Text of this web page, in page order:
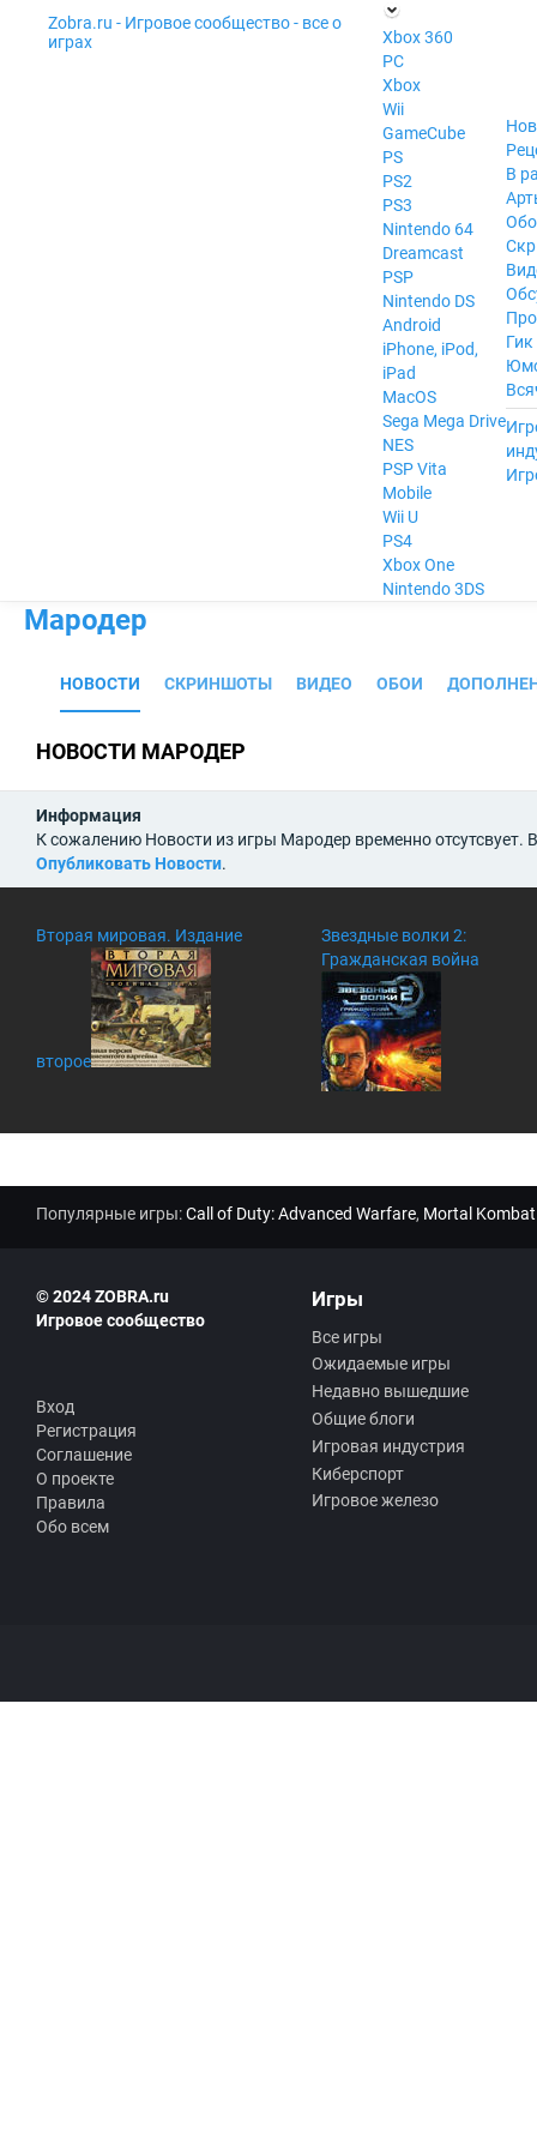
Zobra.ru - Игровое сообщество - все о
играх
П
ла
т
ф
ор
м
ы
Xbox 360
PC
Xbox
Wii
GameCube
PS
PS2
PS3
Nintendo 64
Dreamcast
PSP
Nintendo DS
Android
iPhone, iPod,
iPad
MacOS
Sega Mega Drive
NES
PSP Vita
Mobile
Wii U
PS4
Xbox One
Nintendo 3DS
В
Гик
Мародер
НОВОСТИ СКРИНШОТЫ ВИДЕО ОБОИ
НОВОСТИ МАРОДЕР
Информация
К сожалению Новости из игры Мародер временно
Опубликовать Новости.
Вторая мировая. Издание
второе
Звездные волки 2:
Гражданская война
Популярные игры:Call of Duty: Advanced Warfare, Mortal
© 2024 ZOBRA.ru
Игровое сообщество
Вход
Регистрация
Соглашение
О проекте
Правила
Обо всем
Игры
Все игры
Ожидаемые игры
Недавно вышедшие
Общие блоги
Игровая индустрия
Киберспорт
Игровое железо